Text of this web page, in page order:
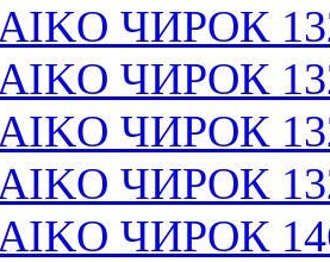
ЧИРОК
ЧИРОК
ЧИРОК
ЧИРОК
ЧИРОК